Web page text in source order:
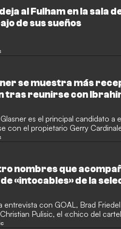
al Fulham en la sala
de sus sueños
se muestra más
tras reunirse con
es el principal candidato a
con el propietario Gerry
Al austriaco le atrae la Serie
nombres que
«intocables» de la
entrevista con GOAL, Brad
Pulisic, el «chico del
«intocables» en la selección